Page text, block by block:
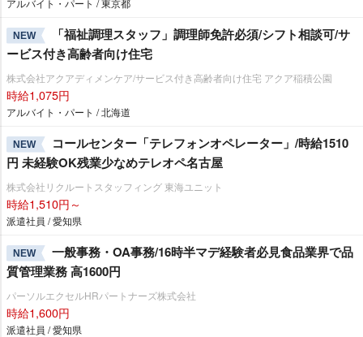
NEW
「福祉調理スタッフ」調理師免許必須/シフト相談可/サ
ービス付き高齢者向け住宅
株式会社アクアディメンケア/サービス付き高齢者向け住宅 アクア稲積公園
時給1,075円
アルバイト・パート / 北海道
NEW
コールセンター「テレフォンオペレーター」/時給1510
円 未経験OK残業少なめテレオペ名古屋
株式会社リクルートスタッフィング 東海ユニット
時給1,510円～
派遣社員 / 愛知県
NEW
一般事務・OA事務/16時半マデ経験者必見食品業界で品
質管理業務 高1600円
パーソルエクセルHRパートナーズ株式会社
時給1,600円
派遣社員 / 愛知県